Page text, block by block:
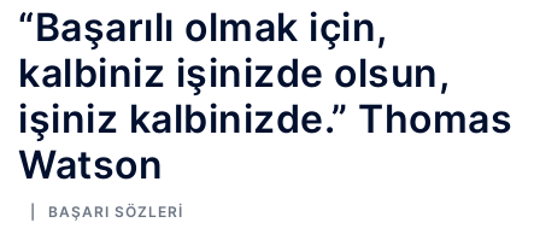
“Başarılı olmak için,
kalbiniz işinizde olsun,
işiniz kalbinizde.” Thomas
Watson
BAŞARI SÖZLERI